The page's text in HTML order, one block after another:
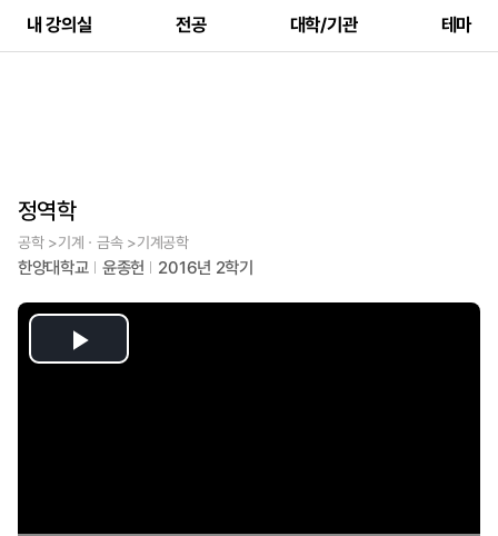
내 강의실 전공 대학/기관 테마
정역학
공학 >기계ㆍ금속 >기계공학
한양대학교 윤종헌 2016년 2학기
Play